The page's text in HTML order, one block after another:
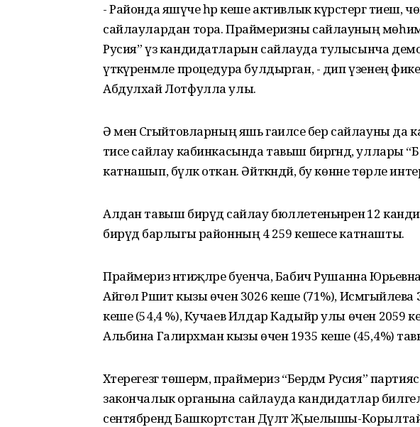
- Районда яшәүче һәр кеше активлык күрсәтергә тиеш,
сайлаулардан тора. Праймеризны сайлау­ның
Русия” үз кандидатларын сайлауда тулысынча
үтәкүренмәле процедура булдырган, - дип үзенең
Абдулхай Лотфулла улы.
Ә менә Сәгыйтовларның яшь гаиләсе бер сайлауны да
әтисе сайлау кабинкасында тавыш биргәндә, уллары
катнашып, бүләк откан. Әйт­кәндәй, бу көнне төрле
Алдан тавыш бирүдә сайлау бюллетеньнәренә 12
бирүдә барлыгы районның 4 259 кешесе катнашты.
Праймериз нәтиҗәләре буенча, Бабич Рушанна Юрьевна
Айгөл Рәшит кызы өчен 3026 кеше (71%), Исмә­гыйлева
кеше (54,4 %), Кучаев Илдар Кадыйр улы өчен 2059
Альбина Галирәхман кызы өчен 1935 кеше (45,4%)
Хәтерегезгә төшерәм, прай­мериз “Бер­дәм Русия”
закончалык органына сайлауда кандидатлар
сентябрендә Башкортстан Дәүләт Җыелышы-